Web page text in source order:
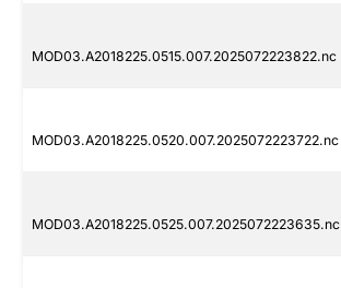
MOD03.A2018225.0515.007.2025072223822.nc
MOD03.A2018225.0520.007.2025072223722.nc
MOD03.A2018225.0525.007.2025072223635.nc